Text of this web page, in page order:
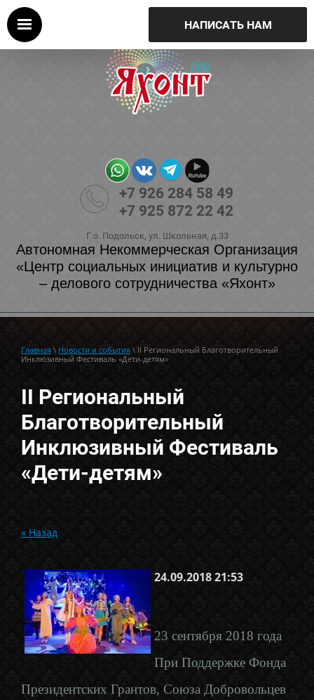
НАПИСАТЬ НАМ
+7 926 284 58 49
+7 925 872 22 42
Г.о. Подольск, ул. Школьная, д.33
Автономная Некоммерческая Организация
«Центр социальных инициатив и культурно
– делового сотрудничества «Яхонт»
Главная \ Новости и события \ II Региональный Благотворительный
Инклюзивный Фестиваль «Дети-детям»
II Региональный
Благотворительный
Инклюзивный Фестиваль
«Дети-детям»
« Назад
24.09.2018 21:53
23 сентября 2018 года
При Поддержке Фонда
Президентских Грантов, Союза Добровольцев